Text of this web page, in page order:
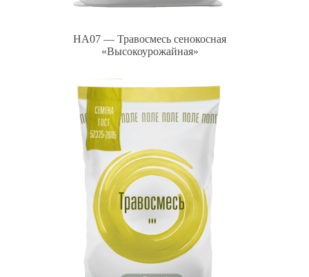
HA07 — Травосмесь сенокосная
«Высокоурожайная»